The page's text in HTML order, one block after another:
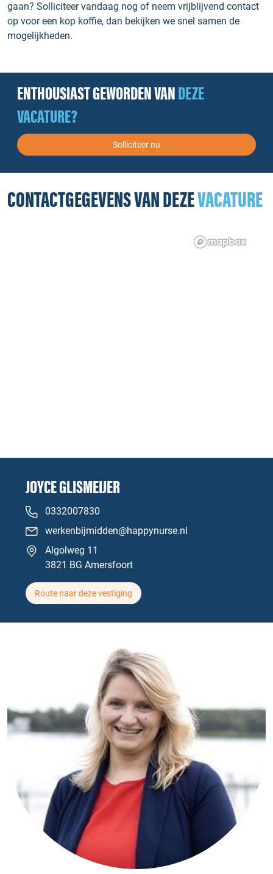
gaan? Solliciteer vandaag nog of neem vrijblijvend contact
op voor een kop koffie, dan bekijken we snel samen de
mogelijkheden.
ENTHOUSIAST GEWORDEN VANDEZE
VACATURE?
Solliciteer nu
CONTACTGEGEVENS VAN DEZEVACATURE
JOYCE GLISMEIJER
0332007830
werkenbijmidden@happynurse.nl
Algolweg 11
3821 BG Amersfoort
Route naar deze vestiging